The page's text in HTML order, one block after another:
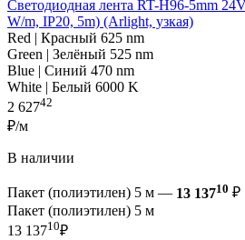
Светодиодная лента RT-H96-5mm
W/m, IP20, 5m) (Arlight, узкая)
Red | Красный 625 nm
Green | Зелёный 525 nm
Blue | Синий 470 nm
White | Белый 6000 K
2 62742
₽/м
В наличии
Пакет (полиэтилен) 5 м — 13 13710 ₽
Пакет (полиэтилен) 5 м
13 13710₽